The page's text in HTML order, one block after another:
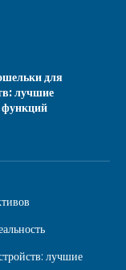
для
лучшие
функций
лучшие